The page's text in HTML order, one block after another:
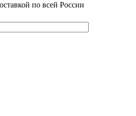
по всей России